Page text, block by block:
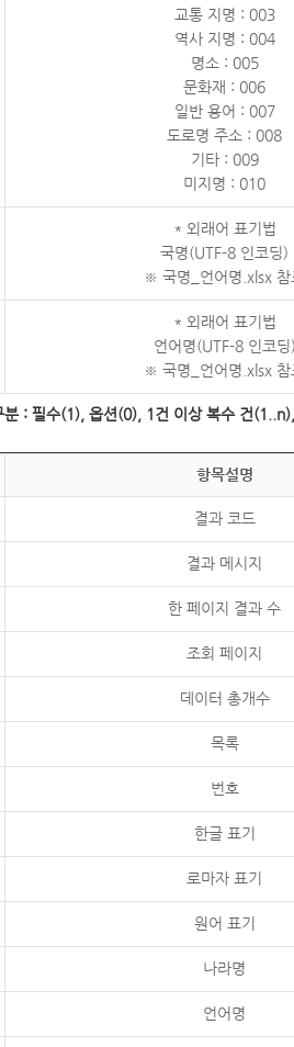
교통 지명 : 003
역사 지명 : 004
명소 : 005
문화재 : 006
일반 용어 : 007
도로명 주소 : 008
기타 : 009
미지명 : 010
* 외래어 표기법
국명(UTF-8 인코딩)
※ 국명_언어명.xlsx 참
* 외래어 표기법
언어명(UTF-8 인코딩)
※ 국명_언어명.xlsx 참
: 필수(1), 옵션(0), 1건 이상 복수 건
항목설명
결과 코드
결과 메시지
한 페이지 결과 수
조회 페이지
데이터 총개수
목록
번호
한글 표기
로마자 표기
원어 표기
나라명
언어명